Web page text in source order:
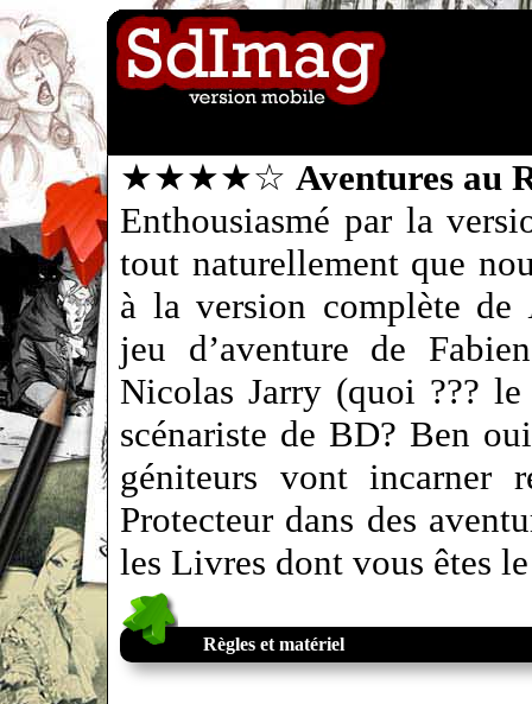
★★★★☆ Aventures au
Enthousiasmé par la
tout naturellement que
à la version complète de
jeu d’aventure de
Nicolas Jarry (quoi ???
scénariste de BD? Ben
géniteurs vont incarner
Protecteur dans des
les Livres dont vous êtes
Règles et matériel